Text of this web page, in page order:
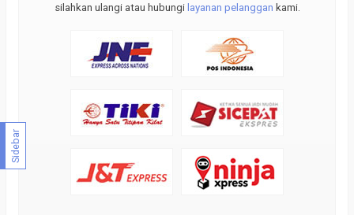
silahkan ulangi atau hubungi layanan pelanggan kami.
Sidebar